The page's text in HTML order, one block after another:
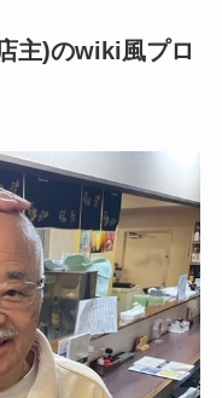
主)のwiki風プロ